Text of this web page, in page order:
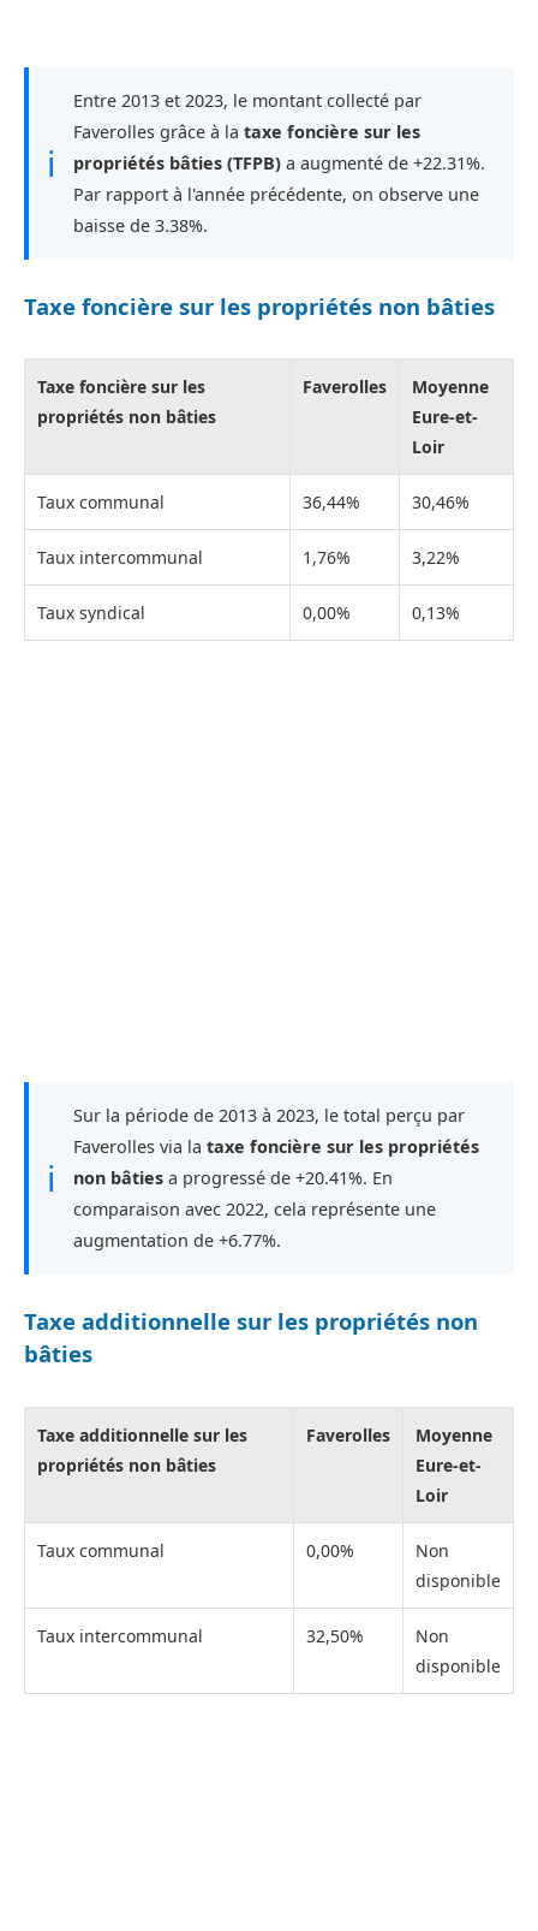
ℹ
Entre 2013 et 2023, le montant collecté par
Faverolles grâce à la taxe foncière sur les
propriétés bâties (TFPB) a augmenté de +22.31%.
Par rapport à l'année précédente, on observe une
baisse de 3.38%.
Taxe foncière sur les propriétés non bâties
Taxe foncière sur les
propriétés non bâties
Faverolles
Moyenne
Eure-et-
Loir
Taux communal 36,44% 30,46%
Taux intercommunal 1,76% 3,22%
Taux syndical 0,00% 0,13%
ℹ
Sur la période de 2013 à 2023, le total perçu par
Faverolles via la taxe foncière sur les propriétés
non bâties a progressé de +20.41%. En
comparaison avec 2022, cela représente une
augmentation de +6.77%.
Taxe additionnelle sur les propriétés non
bâties
Taxe additionnelle sur les
propriétés non bâties
Faverolles
Moyenne
Eure-et-
Loir
Taux communal 0,00%
Non
disponible
Taux intercommunal 32,50%
Non
disponible